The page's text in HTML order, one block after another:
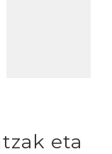
eta